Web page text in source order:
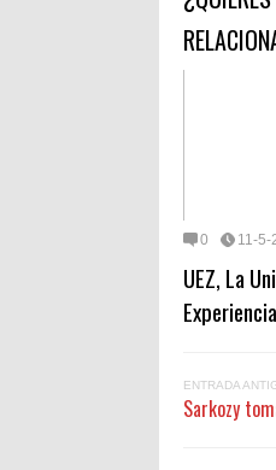
0 11-5-
UEZ, La
ENTRADA
Sarkozy